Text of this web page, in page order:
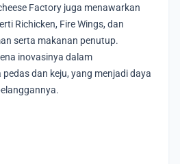
Factory juga menawarkan
Richicken, Fire Wings, dan
serta makanan penutup.
inovasinya dalam
dan keju, yang menjadi daya